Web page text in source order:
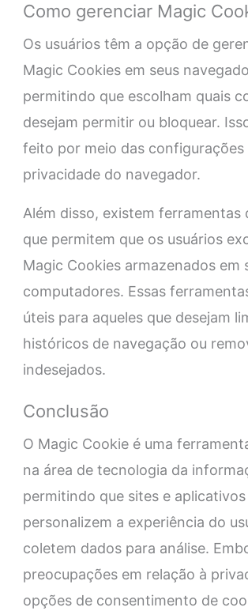
Como gerenciar Magic
Os usuários têm a opção de
Magic Cookies em seus
permitindo que escolham quais
desejam permitir ou bloquear.
feito por meio das configurações
privacidade do navegador.
Além disso, existem ferramentas
que permitem que os usuários
Magic Cookies armazenados em
computadores. Essas
úteis para aqueles que desejam
históricos de navegação ou
indesejados.
Conclusão
O Magic Cookie é uma
na área de tecnologia da
permitindo que sites e aplicativos
personalizem a experiência do
coletem dados para análise.
preocupações em relação à
opções de consentimento de